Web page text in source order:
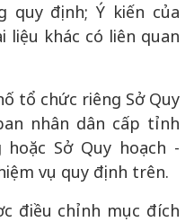
quy định; Ý kiến của
liệu khác có liên quan
tổ chức riêng Sở Quy
nhân dân cấp tỉnh
Sở Quy hoạch -
vụ quy định trên.
điều chỉnh mục đích